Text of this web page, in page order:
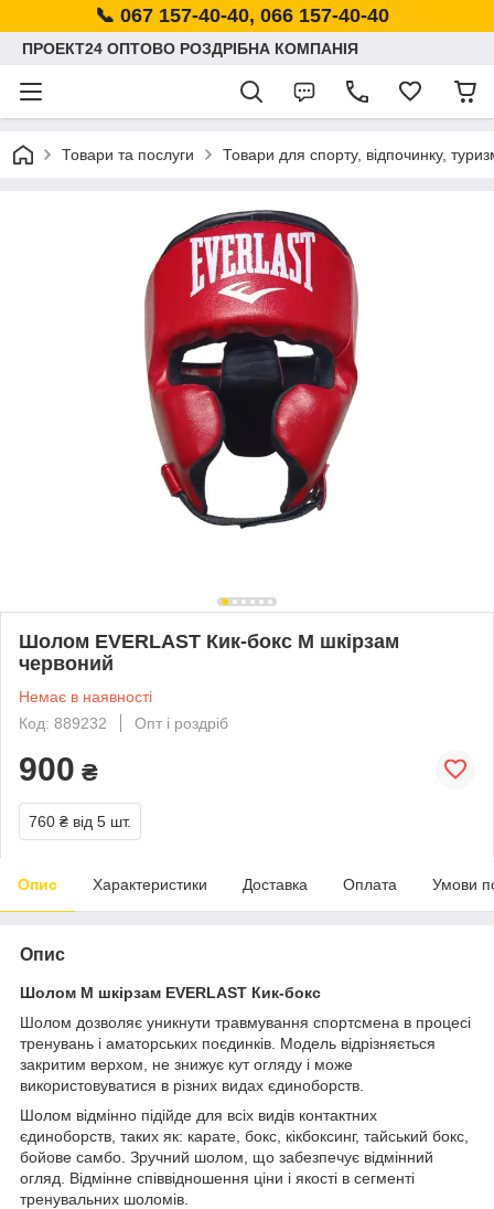
📞 067 157-40-40, 066 157-40-40
ПРОЕКТ24 ОПТОВО РОЗДРІБНА КОМПАНІЯ
Товари та послуги Товари для спорту, відпочинку,
Шолом EVERLAST Кик-бокс M шкірзам
червоний
Немає в наявності
Код: 889232
Опт і роздріб
900 ₴
760 ₴ від 5 шт.
Опис Характеристики Доставка Оплата Умови
Опис
Шолом M шкірзам EVERLAST Кик-бокс
Шолом дозволяє уникнути травмування спортсмена в процесі
тренувань і аматорських поєдинків. Модель відрізняється
закритим верхом, не знижує кут огляду і може
використовуватися в різних видах єдиноборств.
Шолом відмінно підійде для всіх видів контактних
єдиноборств, таких як: карате, бокс, кікбоксинг, тайський бокс,
бойове самбо. Зручний шолом, що забезпечує відмінний
огляд. Відмінне співвідношення ціни і якості в сегменті
тренувальних шоломів.